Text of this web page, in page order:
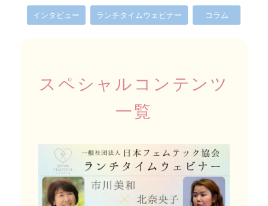
インタビュー ランチタイムウェビナー コラム
スペシャルコンテンツ
一覧